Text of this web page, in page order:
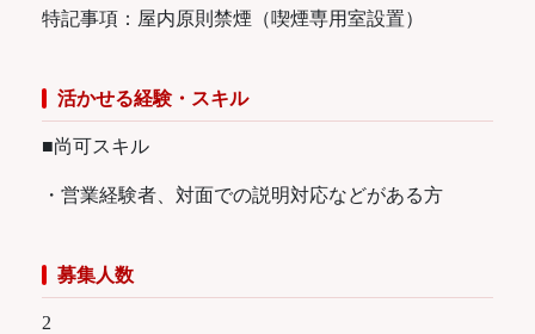
特記事項：屋内原則禁煙（喫煙専用室設置）
活かせる経験・スキル
■尚可スキル
・営業経験者、対面での説明対応などがある方
募集人数
2